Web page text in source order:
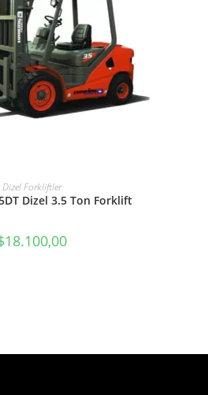
SEPETE EKLE
Dizel Forkliftler
Dizel 3.5 Ton Forklift
18.100,00